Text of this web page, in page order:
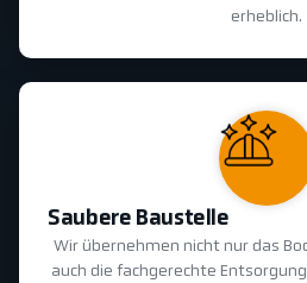
erheblich.
Saubere Baustelle
Wir übernehmen nicht nur das
auch die fachgerechte